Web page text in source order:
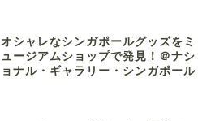
オシャレなシンガポールグッズをミ
ュージアムショップで発見！＠ナシ
ョナル・ギャラリー・シンガポール